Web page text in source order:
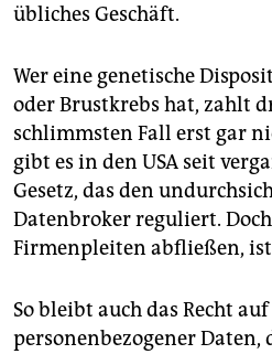
übliches Geschäft.
Wer eine genetische
oder Brustkrebs hat, zahlt
schlimmsten Fall erst gar
gibt es in den USA seit
Gesetz, das den
Datenbroker reguliert.
Firmenpleiten abfließen,
So bleibt auch das Recht
personenbezogener Daten,